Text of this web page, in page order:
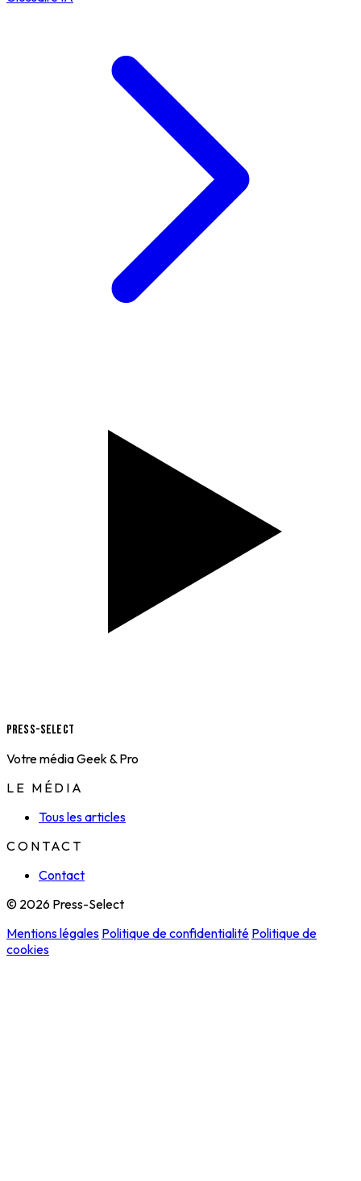
Press-Select
Votre média Geek & Pro
LE MÉDIA
Tous les articles
CONTACT
Contact
© 2026 Press-Select
Mentions légales Politique de confidentialité Politique de
cookies